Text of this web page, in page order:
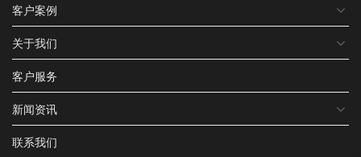
客户案例
关于我们
客户服务
新闻资讯
联系我们